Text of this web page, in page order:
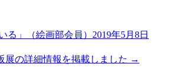
る」（絵画部会員）2019年5月8日
展の詳細情報を掲載しました →